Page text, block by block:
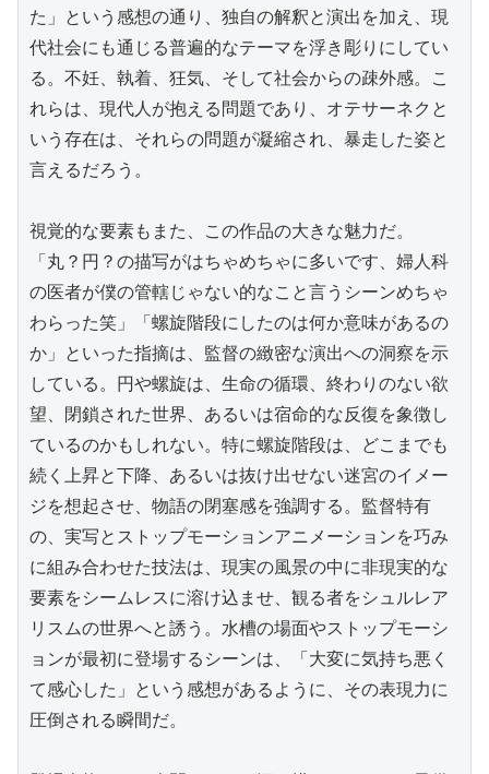
た」という感想の通り、独自の解釈と演出を加え、現
代社会にも通じる普遍的なテーマを浮き彫りにしてい
る。不妊、執着、狂気、そして社会からの疎外感。こ
れらは、現代人が抱える問題であり、オテサーネクと
いう存在は、それらの問題が凝縮され、暴走した姿と
言えるだろう。
視覚的な要素もまた、この作品の大きな魅力だ。
「丸？円？の描写がはちゃめちゃに多いです、婦人科
の医者が僕の管轄じゃない的なこと言うシーンめちゃ
わらった笑」「螺旋階段にしたのは何か意味があるの
か」といった指摘は、監督の緻密な演出への洞察を示
している。円や螺旋は、生命の循環、終わりのない欲
望、閉鎖された世界、あるいは宿命的な反復を象徴し
ているのかもしれない。特に螺旋階段は、どこまでも
続く上昇と下降、あるいは抜け出せない迷宮のイメー
ジを想起させ、物語の閉塞感を強調する。監督特有
の、実写とストップモーションアニメーションを巧み
に組み合わせた技法は、現実の風景の中に非現実的な
要素をシームレスに溶け込ませ、観る者をシュルレア
リスムの世界へと誘う。水槽の場面やストップモーシ
ョンが最初に登場するシーンは、「大変に気持ち悪く
て感心した」という感想があるように、その表現力に
圧倒される瞬間だ。